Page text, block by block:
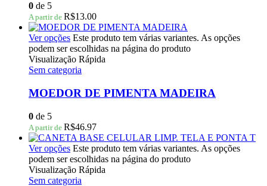
0 de 5
A partir de R$13.00
Ver opções Este produto tem várias variantes. As opções
podem ser escolhidas na página do produto
Visualização Rápida
Sem categoria
MOEDOR DE PIMENTA MADEIRA
0 de 5
A partir de R$46.97
Ver opções Este produto tem várias variantes. As opções
podem ser escolhidas na página do produto
Visualização Rápida
Sem categoria